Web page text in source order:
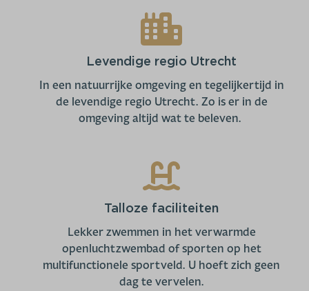
Levendige regio Utrecht
In een natuurrijke omgeving en tegelijkertijd in
de levendige regio Utrecht. Zo is er in de
omgeving altijd wat te beleven.
Talloze faciliteiten
Lekker zwemmen in het verwarmde
openluchtzwembad of sporten op het
multifunctionele sportveld. U hoeft zich geen
dag te vervelen.